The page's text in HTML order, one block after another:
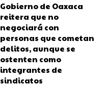
Gobierno de Oaxaca
reitera que no
negociará con
personas que cometan
delitos, aunque se
ostenten como
integrantes de
sindicatos